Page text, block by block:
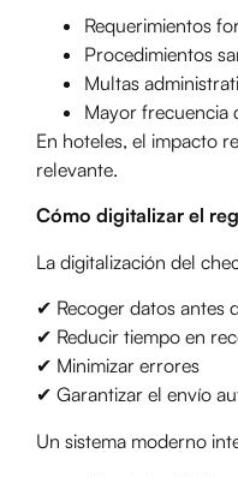
Requerimientos
Procedimientos
Multas
Mayor frecuencia
En hoteles, el impacto
relevante.
Cómo digitalizar el
La digitalización del
✔ Recoger datos antes
✔ Reducir tiempo en
✔ Minimizar errores
✔ Garantizar el envío
Un sistema moderno